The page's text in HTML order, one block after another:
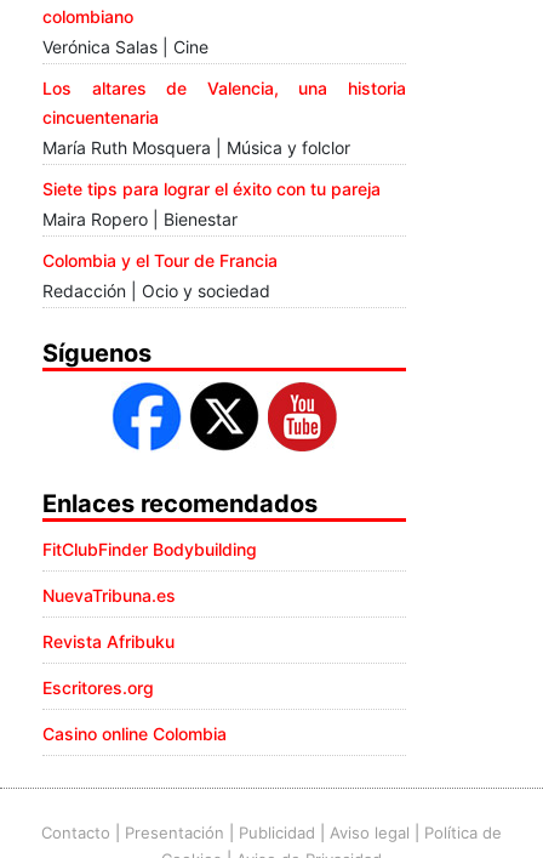
colombiano
Verónica Salas | Cine
Los altares de Valencia, una historia
cincuentenaria
María Ruth Mosquera | Música y folclor
Siete tips para lograr el éxito con tu pareja
Maira Ropero | Bienestar
Colombia y el Tour de Francia
Redacción | Ocio y sociedad
Síguenos
Enlaces recomendados
FitClubFinder Bodybuilding
NuevaTribuna.es
Revista Afribuku
Escritores.org
Casino online Colombia
Contacto Presentación Publicidad Aviso legal
Política de